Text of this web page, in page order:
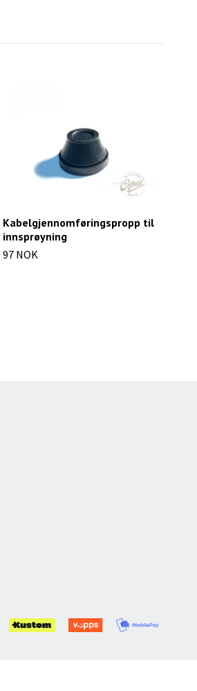
Kabelgjennomføringspropp til
innsprøyning
97 NOK